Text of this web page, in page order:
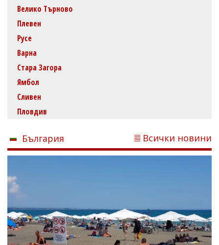
Велико Търново
Плевен
Русе
Варна
Стара Загора
Ямбол
Сливен
Пловдив
България Всички новини